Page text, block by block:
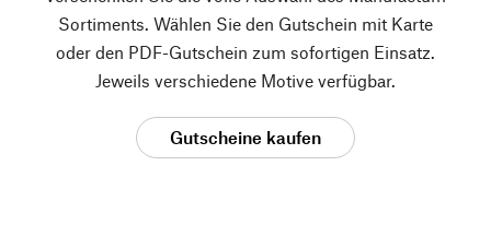
Sortiments. Wählen Sie den Gutschein mit Karte
oder den PDF-Gutschein zum sofortigen Einsatz.
Jeweils verschiedene Motive verfügbar.
Gutscheine kaufen